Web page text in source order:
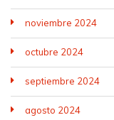
noviembre 2024
octubre 2024
septiembre 2024
agosto 2024